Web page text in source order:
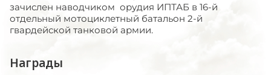
зачислен наводчиком орудия ИПТАБ в 16-й
отдельный мотоциклетный батальон 2-й
гвардейской танковой армии.
Награды